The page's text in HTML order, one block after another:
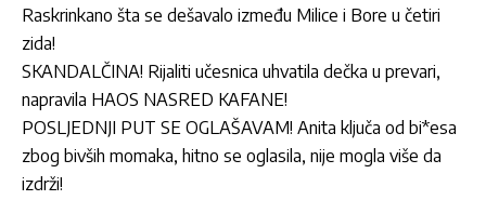
Raskrinkano šta se dešavalo između Milice i Bore u četiri
zida!
SKANDALČINA! Rijaliti učesnica uhvatila dečka u prevari,
napravila HAOS NASRED KAFANE!
POSLJEDNJI PUT SE OGLAŠAVAM! Anita ključa od bi*esa
zbog bivših momaka, hitno se oglasila, nije mogla više da
izdrži!